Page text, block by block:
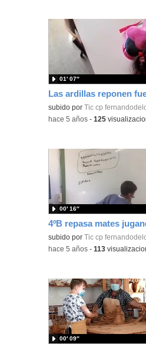
Contenido educativo.
subido por Tic cp
01′ 07″
-hace 5 años -125
Contenido educativo.
subido por Tic cp
00′ 16″
-hace 5 años -113
00′ 09″